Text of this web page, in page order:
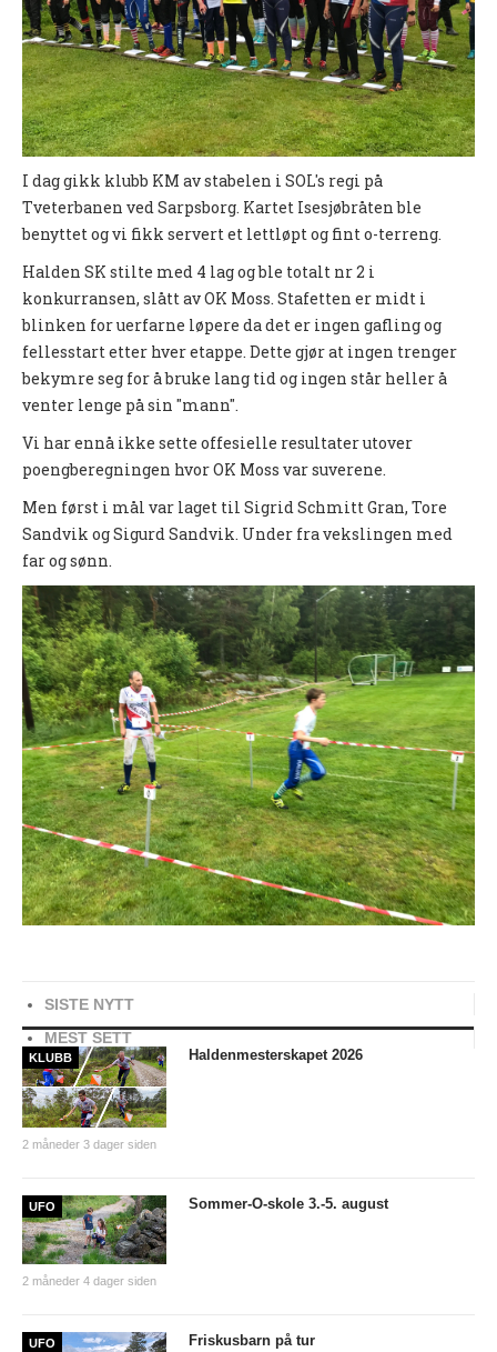
UFO (2.-10. KLASSE)
Nyheter
Presentasjon UFO
Ny på o-løp?
BREDDE
Ny på o-løp?
Nyheter
SYKKEL
BARNEIDRETT
Nyheter og informasjon
Påmeldingsskjema 2026/2027
SKI
Nyheter
Informasjon
KLATRING
Nyheter
Informasjon
KLUBB
BLI MEDLEM!
PERSONVERN
INTERNPÅMELDING EVENTOR
MEDLEMSFORDELER
FORSIKRINGER
RENT IDRETTSLAG
POLITIATTEST
KONTAKTADRESSER
I dag gikk klubb KM av stabelen i SOL's regi på
Tveterbanen ved Sarpsborg. Kartet Isesjøbråten ble
benyttet og vi fikk servert et lettløpt og fint o-terreng.
Halden SK stilte med 4 lag og ble totalt nr 2 i
konkurransen, slått av OK Moss. Stafetten er midt i
blinken for uerfarne løpere da det er ingen gafling og
fellesstart etter hver etappe. Dette gjør at ingen trenger
bekymre seg for å bruke lang tid og ingen står heller å
venter lenge på sin "mann".
Vi har ennå ikke sette offesielle resultater utover
poengberegningen hvor OK Moss var suverene.
Men først i mål var laget til Sigrid Schmitt Gran, Tore
Sandvik og Sigurd Sandvik. Under fra vekslingen med
far og sønn.
SISTE NYTT
MEST SETT
KLUBB
2 måneder 3 dager siden
Haldenmesterskapet 2026
UFO
2 måneder 4 dager siden
Sommer-O-skole 3.-5. august
UFO Friskusbarn på tur